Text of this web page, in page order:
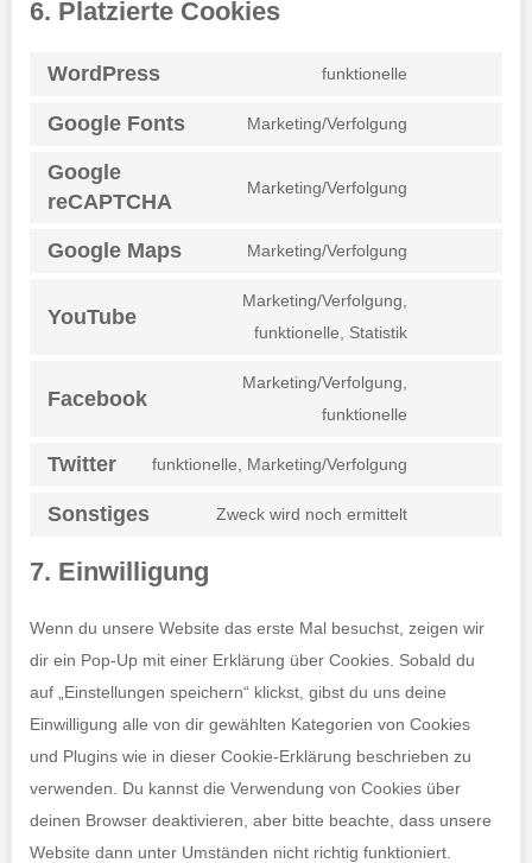
6. Platzierte Cookies
WordPress funktionelle
Google Fonts Marketing/Verfolgung
Google
reCAPTCHA
Marketing/Verfolgung
Google Maps Marketing/Verfolgung
YouTube
Marketing/Verfolgung,
funktionelle, Statistik
Facebook
Marketing/Verfolgung,
funktionelle
Twitter funktionelle, Marketing/Verfolgung
Sonstiges Zweck wird noch ermittelt
sonstiges
7. Einwilligung
Wenn du unsere Website das erste Mal besuchst, zeigen wir
dir ein Pop-Up mit einer Erklärung über Cookies. Sobald du
auf „Einstellungen speichern“ klickst, gibst du uns deine
Einwilligung alle von dir gewählten Kategorien von Cookies
und Plugins wie in dieser Cookie-Erklärung beschrieben zu
verwenden. Du kannst die Verwendung von Cookies über
deinen Browser deaktivieren, aber bitte beachte, dass unsere
Website dann unter Umständen nicht richtig funktioniert.